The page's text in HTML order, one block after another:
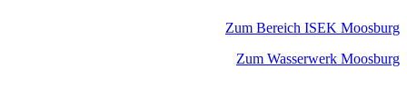
Zum Bereich ISEK Moosburg
Zum Wasserwerk Moosburg